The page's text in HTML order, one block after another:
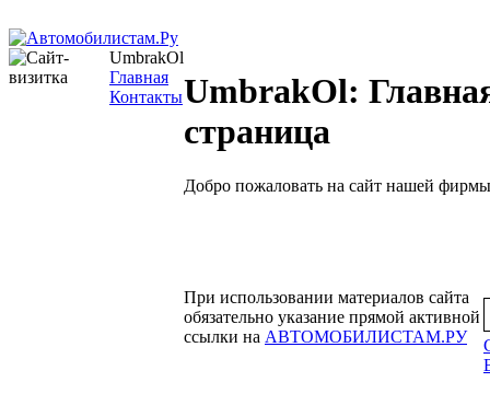
UmbrakOl
Главная
КонтактыUmbrakOl:
страница
Добро пожаловать на сайт нашей
При использовании материалов сайта
обязательно указание прямой активной
ссылки на АВТОМОБИЛИСТАМ.РУ